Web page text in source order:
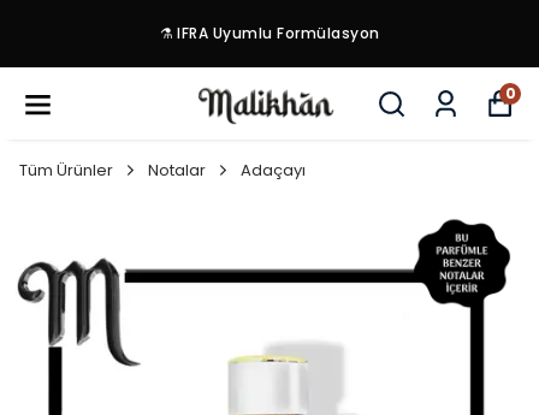
⚗️ IFRA Uyumlu Formülasyon
0
Tüm Ürünler Notalar Adaçayı